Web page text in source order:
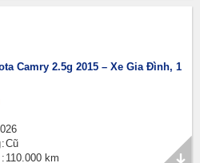
Camry 2.5g 2015 – Xe Gia Đình, 1
Cũ
110.000 km